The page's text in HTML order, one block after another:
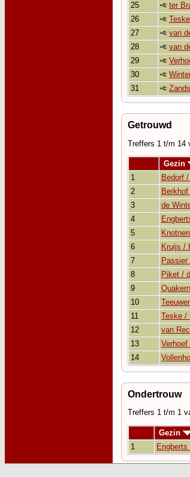
25
ter
26
27
van
28
van
29
30
31
Getrouwd
Treffers 1 t/m 14
Gezin
1
Bedorf
2
3
de
4
5
6
Kruijs /
7
Passier
8
Piket /
9
10
11
Teske /
12
van
13
Verhoef
14
Ondertrouw
Treffers 1 t/m 1
Gezin
1